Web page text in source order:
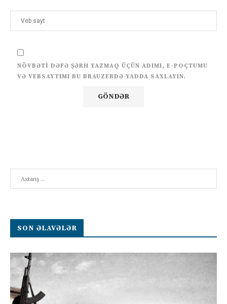
NÖVBƏTI DƏFƏ ŞƏRH YAZMAQ ÜÇÜN ADIMI, E-POÇTUMU
VƏ VEBSAYTIMI BU BRAUZERDƏ YADDA SAXLAYIN.
SON ƏLAVƏLƏR